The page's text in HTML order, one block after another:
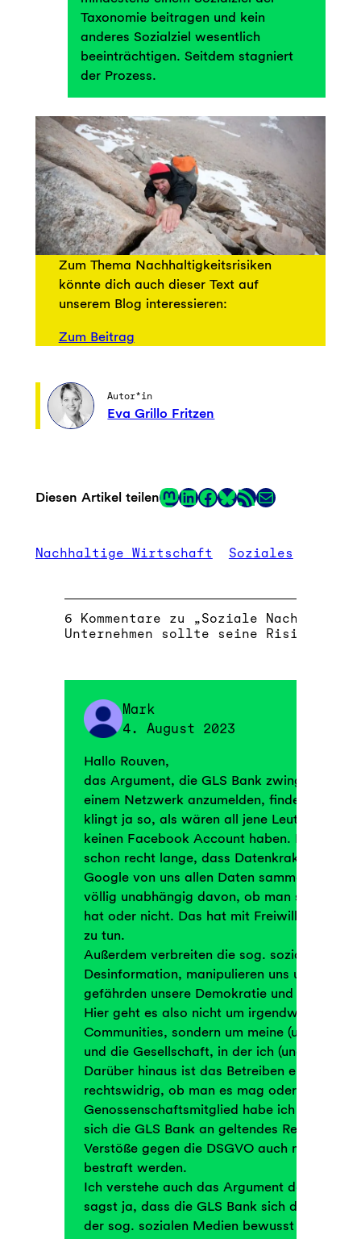
Taxonomie beitragen und kein
anderes Sozialziel wesentlich
beeinträchtigen. Seitdem stagniert
der Prozess.
Zum Thema Nachhaltigkeitsrisiken
könnte dich auch dieser Text auf
unserem Blog interessieren:
Zum Beitrag
Autor*in
Eva Grillo Fritzen
Diesen Artikel teilenMastodon
LinkedIn
Facebook
LinkRSS-Feed
E-Mail
Nachhaltige Wirtschaft Soziales
6 Kommentare zu „Soziale
Unternehmen sollte seine Risiken
Mark
4. August 2023
Hallo Rouven,
das Argument, die GLS Bank zwinge
einem Netzwerk anzumelden, finde ich
klingt ja so, als wären all jene Leute gar
keinen Facebook Account haben. Dabei
schon recht lange, dass Datenkraken wie
Google von uns allen Daten sammeln und
völlig unabhängig davon, ob man sich
hat oder nicht. Das hat mit Freiwilligkeit
zu tun.
Außerdem verbreiten die sog. sozialen
Desinformation, manipulieren uns und
gefährden unsere Demokratie und spalten
Hier geht es also nicht um irgendwelche
Communities, sondern um meine (und auch
und die Gesellschaft, in der ich (und auch
Darüber hinaus ist das Betreiben einer
rechtswidrig, ob man es mag oder nicht.
Genossenschaftsmitglied habe ich schon
sich die GLS Bank an geltendes Recht hält.
Verstöße gegen die DSGVO auch mit einem
bestraft werden.
Ich verstehe auch das Argument der
sagst ja, dass die GLS Bank sich der
der sog. sozialen Medien bewusst ist, sie